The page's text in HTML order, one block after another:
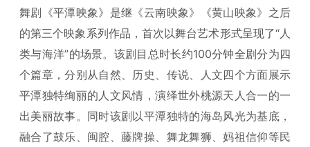
舞剧《平潭映象》是继《云南映象》《黄山映象》之后
的第三个映象系列作品，首次以舞台艺术形式呈现了“人
类与海洋”的场景。该剧目总时长约100分钟全剧分为四
个篇章，分别从自然、历史、传说、人文四个方面展示
平潭独特绚丽的人文风情，演绎世外桃源天人合一的一
出美丽故事。同时该剧以平潭独特的海岛风光为基底，
融合了鼓乐、闽腔、藤牌操、舞龙舞狮、妈祖信仰等民